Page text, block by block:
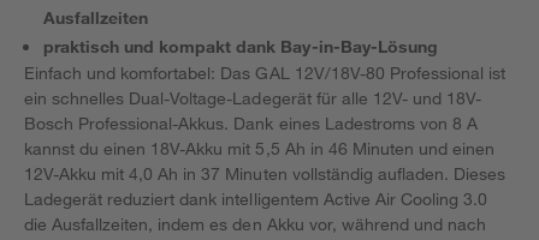
Ausfallzeiten
praktisch und kompakt dank Bay-in-Bay-Lösung
Einfach und komfortabel: Das GAL 12V/18V-80 Professional ist
ein schnelles Dual-Voltage-Ladegerät für alle 12V- und 18V-
Bosch Professional-Akkus. Dank eines Ladestroms von 8 A
kannst du einen 18V-Akku mit 5,5 Ah in 46 Minuten und einen
12V-Akku mit 4,0 Ah in 37 Minuten vollständig aufladen. Dieses
Ladegerät reduziert dank intelligentem Active Air Cooling 3.0
die Ausfallzeiten, indem es den Akku vor, während und nach